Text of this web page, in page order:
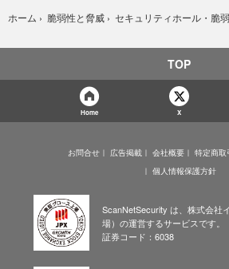
ホーム › 脆弱性と脅威 › セキュリティホール・脆
TOP
Home X
お問合せ 広告掲載 会社概要
特定商取
個人情報保護方針
ScanNetSecurity は、株式会社
場）の運営するサービスです。
証券コード：6038